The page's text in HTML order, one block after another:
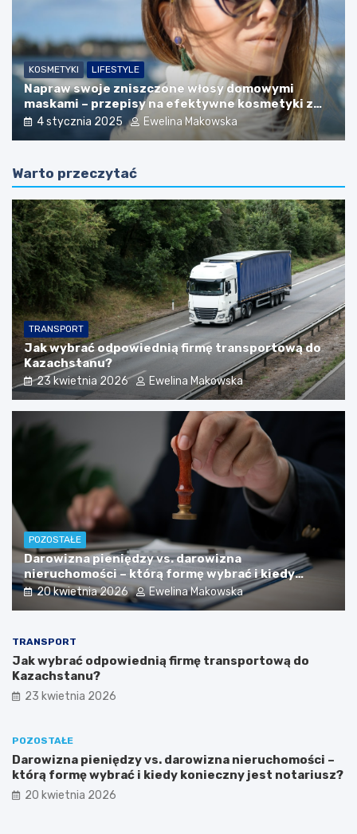
KOSMETYKI LIFESTYLE
Napraw swoje zniszczone włosy domowymi
maskami – przepisy na efektywne kosmetyki z
naturalnych składników
4 stycznia 2025 Ewelina Makowska
Warto przeczytać
TRANSPORT
Jak wybrać odpowiednią firmę transportową do
Kazachstanu?
23 kwietnia 2026 Ewelina Makowska
POZOSTAŁE
Darowizna pieniędzy vs. darowizna
nieruchomości – którą formę wybrać i kiedy
konieczny jest notariusz?
20 kwietnia 2026 Ewelina Makowska
TRANSPORT
Jak wybrać odpowiednią firmę transportową do
Kazachstanu?
23 kwietnia 2026
POZOSTAŁE
Darowizna pieniędzy vs. darowizna nieruchomości –
którą formę wybrać i kiedy konieczny jest notariusz?
20 kwietnia 2026